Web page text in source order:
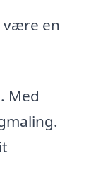
være en
Med